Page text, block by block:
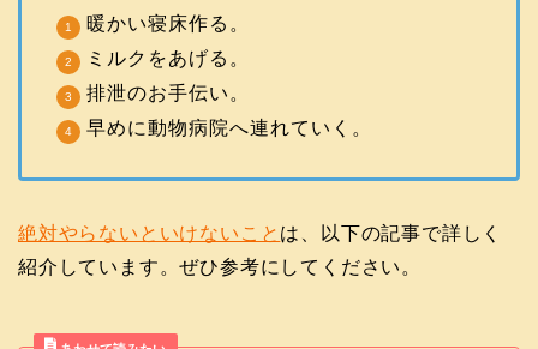
暖かい寝床作る。
ミルクをあげる。
排泄のお手伝い。
早めに動物病院へ連れていく。
絶対やらないといけないこと は、以下の記事で詳しく
紹介しています。ぜひ参考にしてください。